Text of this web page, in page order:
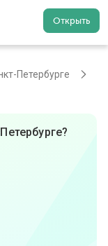
Открыть
Регистрация
Петербурге